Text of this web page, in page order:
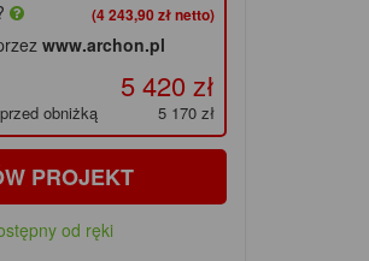
(4 243,90 zł netto)
www.archon.pl
5 420 zł
obniżką 5 170 zł
PROJEKT
od ręki